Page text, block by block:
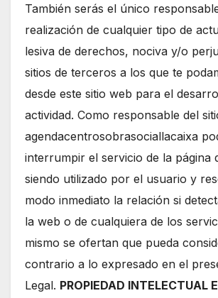
También serás el único
realización de cualquier tipo de
lesiva de derechos, nociva y/o
sitios de terceros a los que te
desde este sitio web para el
actividad. Como responsable del
agendacentrosobrasociallacaixa
interrumpir el servicio de la página
siendo utilizado por el usuario y
modo inmediato la relación si
la web o de cualquiera de los
mismo se ofertan que pueda
contrario a lo expresado en el
Legal. PROPIEDAD INTELECTUAL